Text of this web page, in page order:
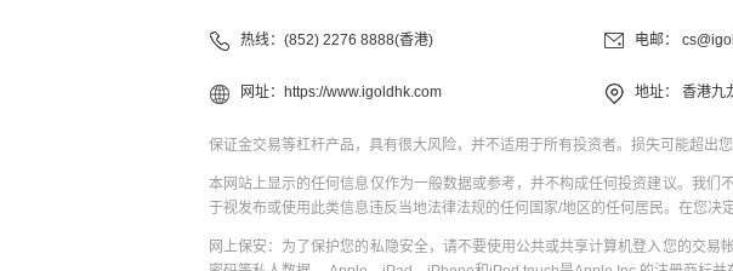
热线：(852) 2276 8888(香港) 电邮：
网址： https://www.igoldhk.com 地址： 香港九
保证金交易等杠杆产品，具有很大风险，并不适用于所有投资者。损失可能超出
本网站上显示的任何信息仅作为一般数据或参考，并不构成任何投资建议。我
于视发布或使用此类信息违反当地法律法规的任何国家/地区的任何居民。在您
网上保安：为了保护您的私隐安全，请不要使用公共或共享计算机登入您的交